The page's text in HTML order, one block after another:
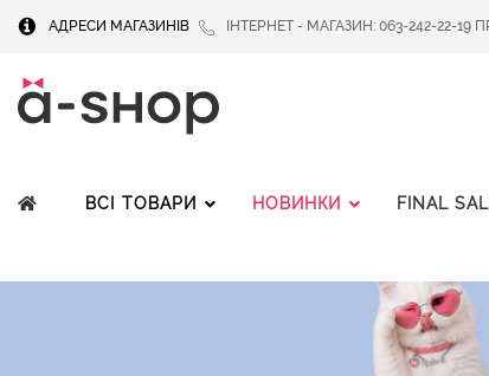
АДРЕСИ МАГАЗИНІВ ІНТЕРНЕТ - МАГАЗИН: 063-242-22-19
ВСІ ТОВАРИ НОВИНКИ FINAL